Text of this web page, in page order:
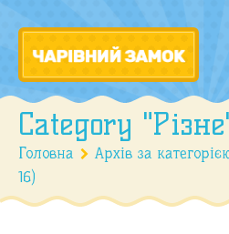
Category
Головна Архів за
16)